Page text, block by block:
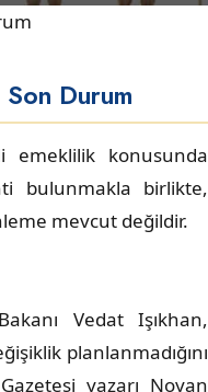
Durum
emeklilik konusunda
bulunmakla birlikte,
mevcut değildir.
Vedat Işıkhan,
planlanmadığını
yazarı Noyan